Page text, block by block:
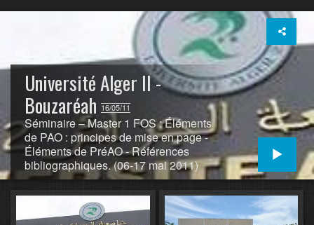
Université Alger II -
Bouzaréah 16/05/11
Séminaire – Master 1 FOS : Éléments
de PAO : principes de mise en page -
Éléments de PréAO - Références
bibliographiques. (06-17 mai 2011)